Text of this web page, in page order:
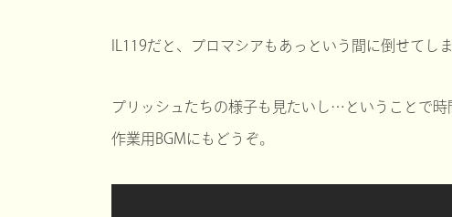
IL119だと、プロマシアもあっという間に倒せてしま
プリッシュたちの様子も見たいし…ということで時
作業用BGMにもどうぞ。